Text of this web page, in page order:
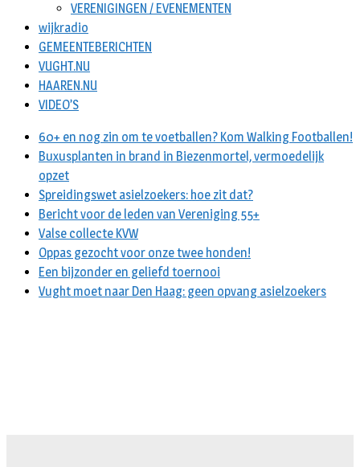
VERENIGINGEN / EVENEMENTEN
wijkradio
GEMEENTEBERICHTEN
VUGHT.NU
HAAREN.NU
VIDEO’S
60+ en nog zin om te voetballen? Kom Walking Footballen!
Buxusplanten in brand in Biezenmortel, vermoedelijk
opzet
Spreidingswet asielzoekers: hoe zit dat?
Bericht voor de leden van Vereniging 55+
Valse collecte KVW
Oppas gezocht voor onze twee honden!
Een bijzonder en geliefd toernooi
Vught moet naar Den Haag: geen opvang asielzoekers